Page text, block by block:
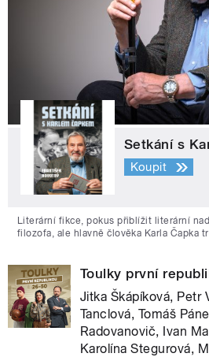
Setkání s
Koupit
Literární fikce, pokus přiblížit literární
filozofa, ale hlavně člověka Karla Čapka
Toulky první
Jitka Škápíková, Petr
Tanclová, Tomáš
Radovanovič, Ivan
Karolína Stegurová,